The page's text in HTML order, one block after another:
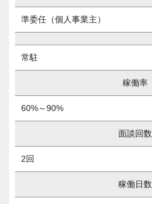
準委任（個人事業主）
常駐
稼働率
60%～90%
面談回数
2回
稼働日数